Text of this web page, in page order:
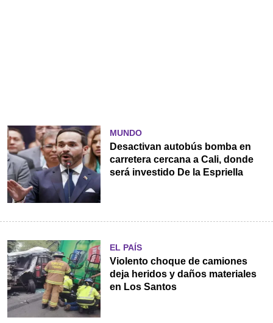
MUNDO
Desactivan autobús bomba en
carretera cercana a Cali, donde
será investido De la Espriella
EL PAÍS
Violento choque de camiones
deja heridos y daños materiales
en Los Santos